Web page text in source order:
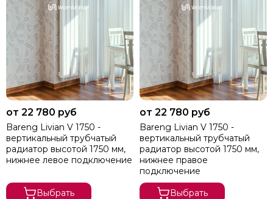
от 22 780 руб
Bareng Livian V 1750 -
вертикальный трубчатый
радиатор высотой 1750 мм,
нижнее левое подключение
Выбрать
от 22 780 руб
Bareng Livian V 1750 -
вертикальный трубчатый
радиатор высотой 1750 мм,
нижнее правое
подключение
Выбрать